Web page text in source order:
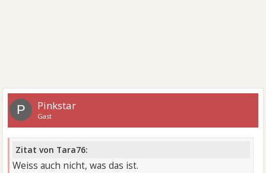
P Pinkstar
Gast
Zitat von Tara76:
Weiss auch nicht, was das ist.